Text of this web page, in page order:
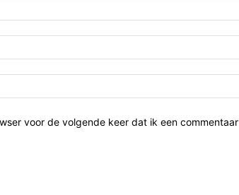
voor de volgende keer dat ik een commentaar